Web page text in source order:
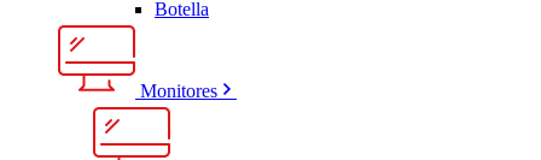
Botella
Monitores